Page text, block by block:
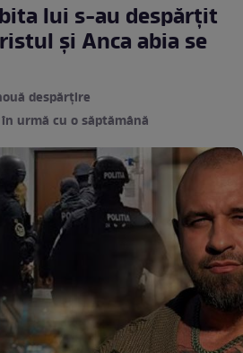
lui s-au despărțit
și Anca abia se
despărțire
urmă cu o săptămână